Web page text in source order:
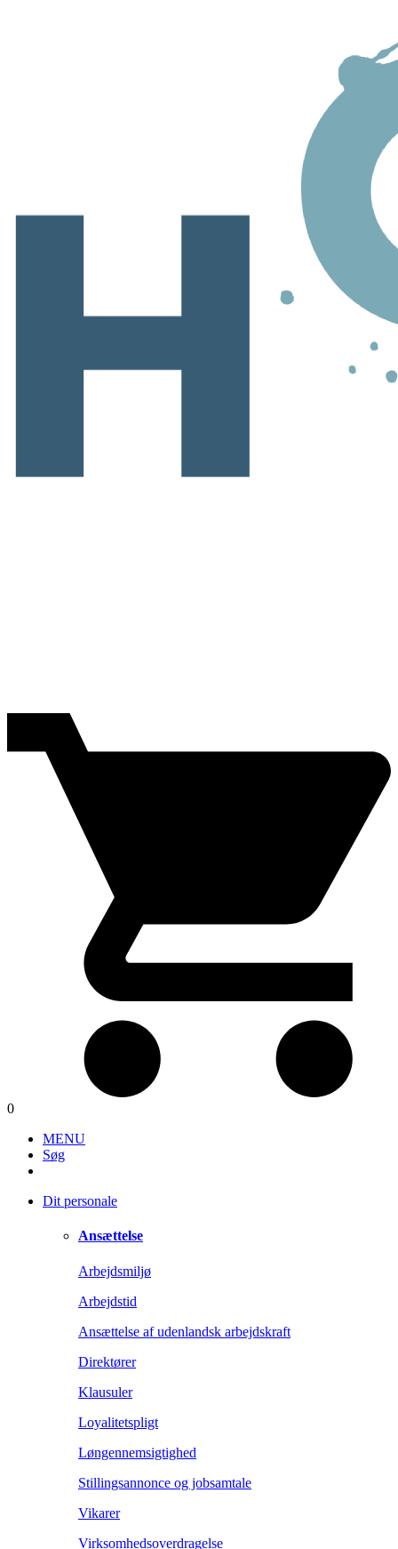
0
MENU
Søg
Dit personale
Ansættelse
Arbejdsmiljø
Arbejdstid
Ansættelse af udenlandsk arbejdskraft
Direktører
Klausuler
Loyalitetspligt
Løngennemsigtighed
Stillingsannonce og jobsamtale
Vikarer
Virksomhedsoverdragelse